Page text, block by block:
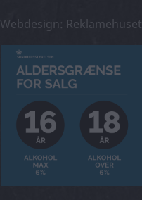
Webdesign: Reklamehuset